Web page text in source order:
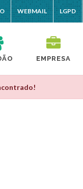
WEBMAIL LGPD
EMPRESA